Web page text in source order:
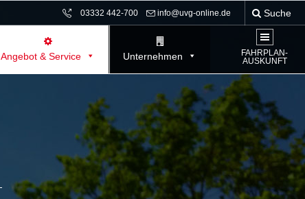
03332 442-700 info@uvg-online.de Suche
FAHRPLAN-
AUSKUNFT
Angebot & Service Unternehmen